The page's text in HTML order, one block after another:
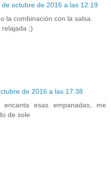
de octubre de 2016 a las 12:19
la combinación con la salsa.
relajada ;)
de 2016 a las 17:38
esas empanadas, me
de sole